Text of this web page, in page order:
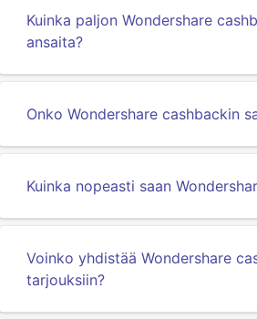
Kuinka paljon Wondershare
ansaita?
Onko Wondershare cashbackin
Kuinka nopeasti saan
Voinko yhdistää Wondershare
tarjouksiin?